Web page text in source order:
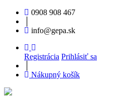
0908 908 467
info@gepa.sk
Registrácia Prihlásiť sa
Nákupný košík